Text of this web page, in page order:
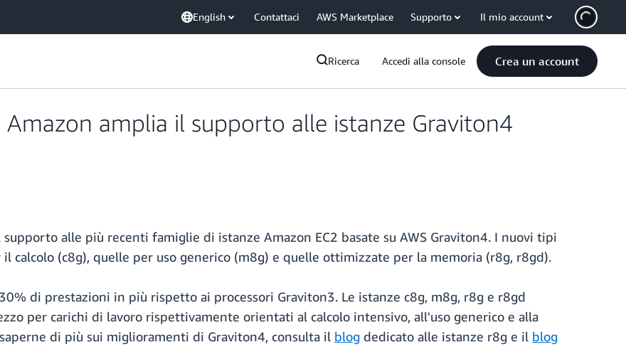
English Contattaci AWS Marketplace Supporto Il mio account
Ricerca Accedi alla console Crea un account
Amazon amplia il supporto alle istanze Graviton4
alle più recenti famiglie di istanze Amazon EC2 basate su AWS Graviton4. I nuovi tipi
calcolo (c8g), quelle per uso generico (m8g) e quelle ottimizzate per la memoria (r8g, r8gd).
di prestazioni in più rispetto ai processori Graviton3. Le istanze c8g, m8g, r8g e r8gd
per carichi di lavoro rispettivamente orientati al calcolo intensivo, all'uso generico e alla
di più sui miglioramenti di Graviton4, consulta il blog dedicato alle istanze r8g e il blog